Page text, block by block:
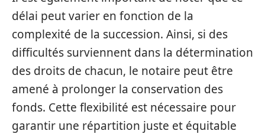
délai peut varier en fonction de la
complexité de la succession. Ainsi, si des
difficultés surviennent dans la détermination
des droits de chacun, le notaire peut être
amené à prolonger la conservation des
fonds. Cette flexibilité est nécessaire pour
garantir une répartition juste et équitable